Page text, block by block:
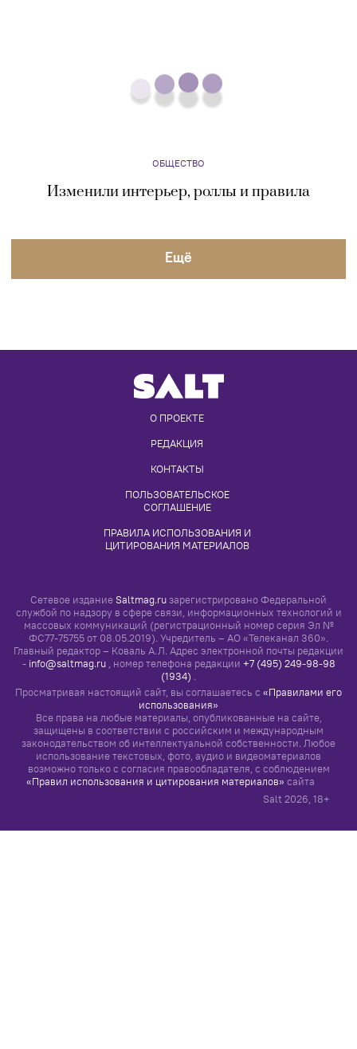
О ПРОЕКТЕ
РЕДАКЦИЯ
КОНТАКТЫ
ПОЛЬЗОВАТЕЛЬСКОЕ
СОГЛАШЕНИЕ
ПРАВИЛА ИСПОЛЬЗОВАНИЯ И
ЦИТИРОВАНИЯ МАТЕРИАЛОВ
Сетевое издание Saltmag.ru зарегистрировано Федеральной
службой по надзору в сфере связи, информационных технологий и
массовых коммуникаций (регистрационный номер серия Эл №
ФС77-75755 от 08.05.2019). Учредитель – АО «Телеканал 360».
Главный редактор – Коваль А.Л. Адрес электронной почты редакции
- info@saltmag.ru, номер телефона редакции +7 (495) 249-98-98
(1934) .
Просматривая настоящий сайт, вы соглашаетесь с «Правилами его
использования»
Все права на любые материалы, опубликованные на сайте,
защищены в соответствии с российским и международным
законодательством об интеллектуальной собственности. Любое
использование текстовых, фото, аудио и видеоматериалов
возможно только с согласия правообладателя, с соблюдением
«Правил использования и цитирования материалов» сайта
Salt 2026 , 18+